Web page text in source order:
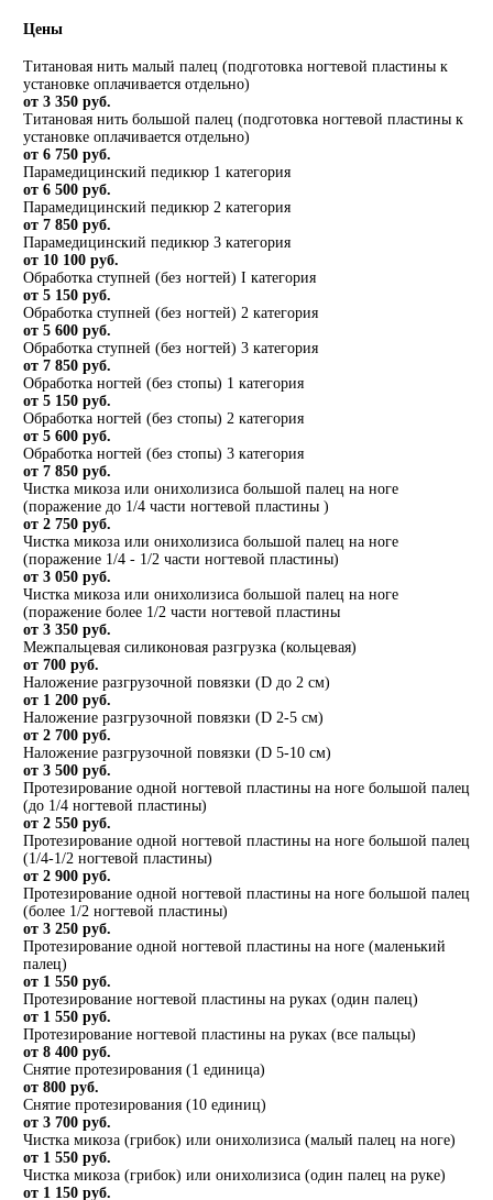
Цены
Титановая нить малый палец (подготовка ногтевой пластины к
установке оплачивается отдельно)
от 3 350 руб.
Титановая нить большой палец (подготовка ногтевой пластины к
установке оплачивается отдельно)
от 6 750 руб.
Парамедицинский педикюр 1 категория
от 6 500 руб.
Парамедицинский педикюр 2 категория
от 7 850 руб.
Парамедицинский педикюр 3 категория
от 10 100 руб.
Обработка ступней (без ногтей) I категория
от 5 150 руб.
Обработка ступней (без ногтей) 2 категория
от 5 600 руб.
Обработка ступней (без ногтей) 3 категория
от 7 850 руб.
Обработка ногтей (без стопы) 1 категория
от 5 150 руб.
Обработка ногтей (без стопы) 2 категория
от 5 600 руб.
Обработка ногтей (без стопы) 3 категория
от 7 850 руб.
Чистка микоза или онихолизиса большой палец на ноге
(поражение до 1/4 части ногтевой пластины )
от 2 750 руб.
Чистка микоза или онихолизиса большой палец на ноге
(поражение 1/4 - 1/2 части ногтевой пластины)
от 3 050 руб.
Чистка микоза или онихолизиса большой палец на ноге
(поражение более 1/2 части ногтевой пластины
от 3 350 руб.
Межпальцевая силиконовая разгрузка (кольцевая)
от 700 руб.
Наложение разгрузочной повязки (D до 2 см)
от 1 200 руб.
Наложение разгрузочной повязки (D 2-5 см)
от 2 700 руб.
Наложение разгрузочной повязки (D 5-10 см)
от 3 500 руб.
Протезирование одной ногтевой пластины на ноге большой палец
(до 1/4 ногтевой пластины)
от 2 550 руб.
Протезирование одной ногтевой пластины на ноге большой палец
(1/4-1/2 ногтевой пластины)
от 2 900 руб.
Протезирование одной ногтевой пластины на ноге большой палец
(более 1/2 ногтевой пластины)
от 3 250 руб.
Протезирование одной ногтевой пластины на ноге (маленький
палец)
от 1 550 руб.
Протезирование ногтевой пластины на руках (один палец)
от 1 550 руб.
Протезирование ногтевой пластины на руках (все пальцы)
от 8 400 руб.
Снятие протезирования (1 единица)
от 800 руб.
Снятие протезирования (10 единиц)
от 3 700 руб.
Чистка микоза (грибок) или онихолизиса (малый палец на ноге)
от 1 550 руб.
Чистка микоза (грибок) или онихолизиса (один палец на руке)
от 1 150 руб.